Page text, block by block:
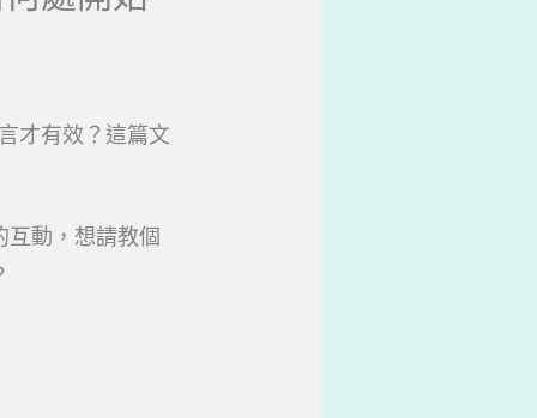
才有效？這篇文
互動，想請教個